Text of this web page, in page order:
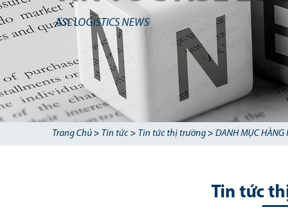
ASL LOGISTICS NEWS
Trang Chủ > Tin tức > Tin tức thị trường > DANH MỤC HÀNG
Tin tức